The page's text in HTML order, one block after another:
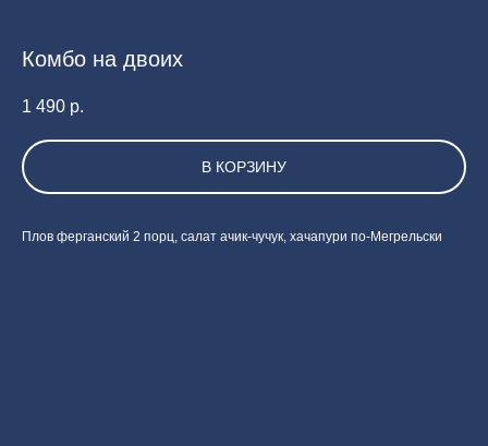
Комбо на двоих
1 490 р.
В КОРЗИНУ
Плов ферганский 2 порц, салат ачик-чучук, хачапури по-Мегрельски